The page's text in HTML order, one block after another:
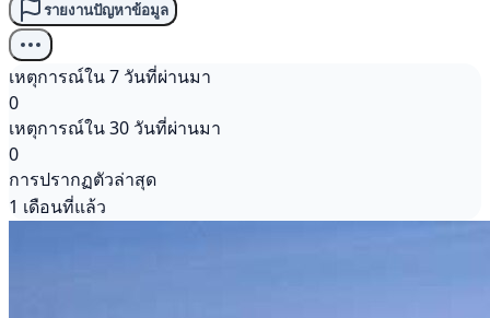
รายงานปัญหาข้อมูล
เหตุการณ์ใน 7 วันที่ผ่านมา
0
เหตุการณ์ใน 30 วันที่ผ่านมา
0
การปรากฏตัวล่าสุด
1 เดือนที่แล้ว